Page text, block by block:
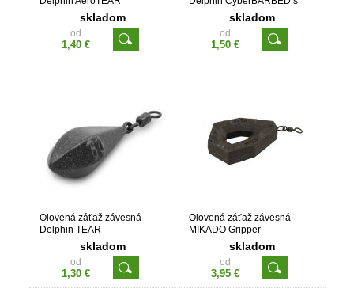
skladom
od
1,40 €
skladom
od
1,50 €
Olovená záťaž závesná
Delphin TEAR
skladom
od
1,30 €
Olovená záťaž závesná
MIKADO Gripper
skladom
od
3,95 €